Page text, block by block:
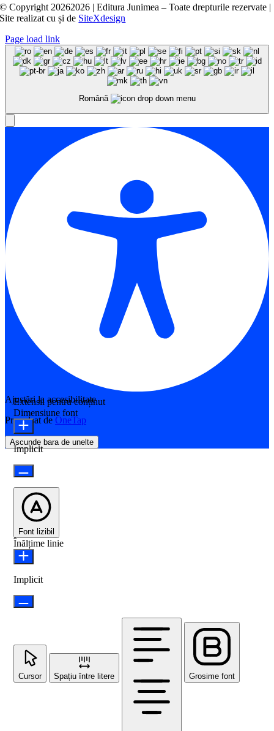
© Copyright 20262026 | Editura Junimea – Toate drepturile rezervate |
Site realizat cușide SiteXdesign
Page load link
Română
Ajustări la accesibilitate
Propulsat de OneTap
Ascunde bara de unelte
Extensii pentru conținut
Dimensiune font
Implicit
Font lizibil
Înălțime linie
Implicit
Cursor Spațiu între litere Grosime font